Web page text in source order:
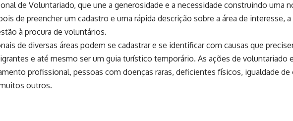
de Voluntariado, que une a generosidade e a necessidade construindo uma
de preencher um cadastro e uma rápida descrição sobre a área de interesse,
à procura de voluntários.
de diversas áreas podem se cadastrar e se identificar com causas que
e até mesmo ser um guia turístico temporário. As ações de
profissional, pessoas com doenças raras, deficientes físicos, igualdade
outros.